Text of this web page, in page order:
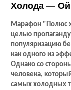
Холода —
Марафон "Полюс
целью
популяризацию
как одного из
Однако со
человека,
самых холодных